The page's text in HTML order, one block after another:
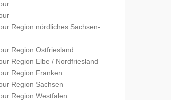
Region nördliches Sachsen-
Region Ostfriesland
Region Elbe / Nordfriesland
Region Franken
Region Sachsen
Region Westfalen